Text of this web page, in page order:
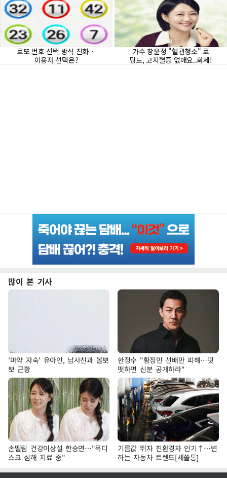
많이 본 기사
'마약 자숙' 유아인, 남사친과 볼뽀
뽀 근황
한정수 "황정민 선배만 피해…떳
떳하면 신분 공개하라"
손떨림 건강이상설 한승연…"목디
스크 심해 치료 중"
기름값 뛰자 친환경차 인기↑…변
하는 자동차 트렌드[세쓸통]